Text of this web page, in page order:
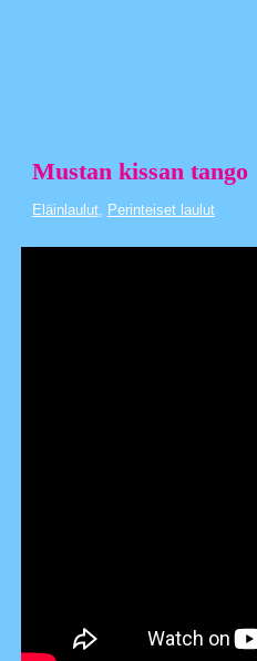
Mustan kissan tango
Eläinlaulut, Perinteiset laulut